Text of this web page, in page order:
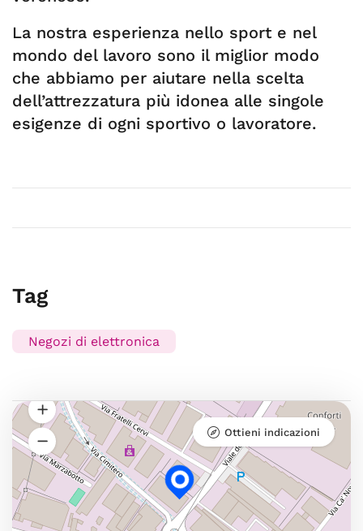
La nostra esperienza nello sport e nel
mondo del lavoro sono il miglior modo
che abbiamo per aiutare nella scelta
dell’attrezzatura più idonea alle singole
esigenze di ogni sportivo o lavoratore.
Tag
Negozi di elettronica
Ottieni indicazioni